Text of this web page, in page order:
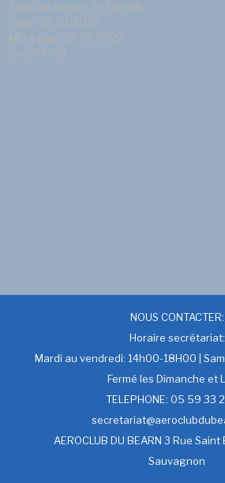
Taille du fichier: 752.18 KB
Créé: 29-01-2022
Mis à jour: 29-01-2022
Succès: 58
NOUS CONTACTER:
Horaire secrétariat:
Mardi au vendredi: 14h00-18H00 |
Fermé les Dimanche et
TELEPHONE: 05 59 33
AEROCLUB DU BEARN 3 Rue
Sauvagnon